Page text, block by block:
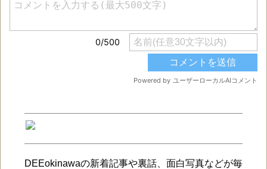
DEEokinawaの新着記事や裏話、面白写真などが毎